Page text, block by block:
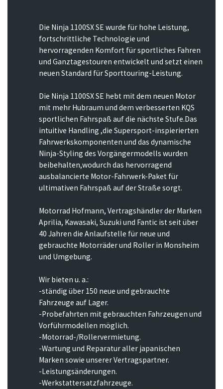
Die Ninja 1100SX SE wurde für hohe Leistung,
fortschrittliche Technologie und
hervorragenden Komfort für sportliches Fahren
und Ganztagestouren entwickelt und setzt einen
neuen Standard für Sporttouring-Leistung.
Die Ninja 1100SX SE hebt mit dem neuen Motor
mit mehr Hubraum und dem verbesserten KQS
sportlichen Fahrspaß auf die nächste Stufe.Das
intuitive Handling ,die Supersport-inspierierten
Fahrwerkskomponenten und das dynamische
Ninja-Styling des Vorgängermodells wurden
beibehalten,wodurch das hervorragend
ausbalancierte Motor-Fahrwerk-Paket für
ultimativen Fahrspaß auf der Straße sorgt.
Motorrad Hofmann, Vertragshändler der Marken
Aprilia, Kawasaki, Suzuki und Fantic ist seit über
40 Jahren die Anlaufstelle für neue und
gebrauchte Motorräder und Roller in Monsheim
und Umgebung.
Wir bieten u. a.:
-ständig über 150 neue und gebrauchte
Fahrzeuge auf Lager.
-Probefahrten mit gebrauchten Fahrzeugen und
Vorführmodellen möglich.
-Motorrad-/Rollervermietung.
-Wartung und Reparatur aller japanischen
Marken sowie unserer Vertragspartner.
-Leistungsänderungen.
-Werkstattersatzfahrzeuge.